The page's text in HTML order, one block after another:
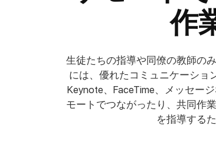
作
生徒たちの指導や同僚の教師の
には、優れたコミュニケーショ
Keynote、FaceTime、メッセー
モートでつながったり、共同作
を指導する